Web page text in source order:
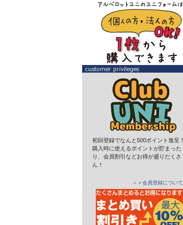
初回登録でなんと500ポイント進呈！
購入時に使えるポイントが貯まった
り、会員割引などお得が盛りだくさ
ん！
＞＞会員登録について